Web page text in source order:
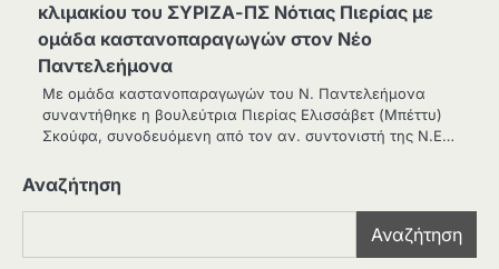
κλιμακίου του ΣΥΡΙΖΑ-ΠΣ Νότιας Πιερίας με
ομάδα καστανοπαραγωγών στον Νέο
Παντελεήμονα
Με ομάδα καστανοπαραγωγών του Ν. Παντελεήμονα
συναντήθηκε η βουλεύτρια Πιερίας Ελισσάβετ (Μπέττυ)
Σκούφα, συνοδευόμενη από τον αν. συντονιστή της Ν.Ε…
Αναζήτηση
Αναζήτηση